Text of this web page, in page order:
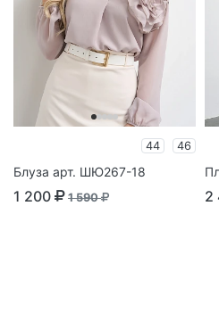
44 46
Блуза арт. ШЮ267-18
1 200 1 590 2